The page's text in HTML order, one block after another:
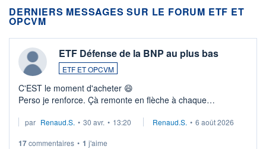
DERNIERS MESSAGES SUR LE FORUM ETF ET
OPCVM
ETF Défense de la BNP au plus bas
ETF ET OPCVM
C'EST le moment d'acheter 😄​
Perso je renforce. Çà remonte en flèche à chaque
Investissement long terme tip top pour sa retraite.
par Renaud.S. • 30 avr. • 13:20 Renaud.S. • 6 août 2026
17commentaires • 1 j'aime